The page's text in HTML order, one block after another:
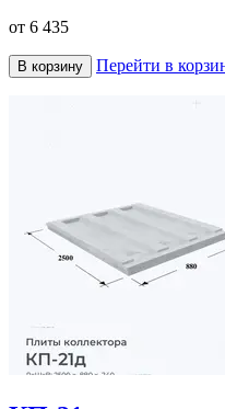
от 6 435
В корзину Перейти в